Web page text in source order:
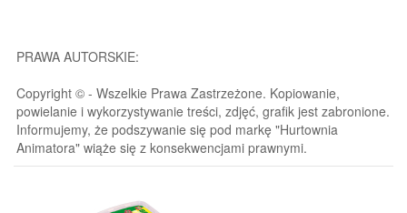
PRAWA AUTORSKIE:
Copyright © - Wszelkie Prawa Zastrzeżone. Kopiowanie,
powielanie i wykorzystywanie treści, zdjęć, grafik jest zabronione.
Informujemy, że podszywanie się pod markę "Hurtownia
Animatora" wiąże się z konsekwencjami prawnymi.